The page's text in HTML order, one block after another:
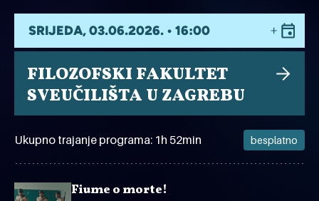
SRIJEDA, 03.06.2026. • 16:00
FILOZOFSKI FAKULTET
SVEUČILIŠTA U ZAGREBU
Ukupno trajanje programa: 1h 52min besplatno
Fiume o morte!